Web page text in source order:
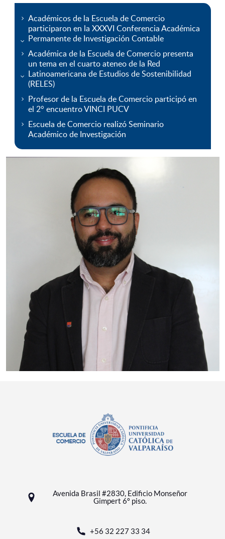
Académicos de la Escuela de Comercio
participaron en la XXXVI Conferencia Académica
Permanente de Investigación Contable
Académica de la Escuela de Comercio presenta
un tema en el cuarto ateneo de la Red
Latinoamericana de Estudios de Sostenibilidad
(RELES)
Profesor de la Escuela de Comercio participó en
el 2° encuentro VINCI PUCV
Escuela de Comercio realizó Seminario
Académico de Investigación
Avenida Brasil #2830, Edificio Monseñor
Gimpert 6º piso.
+56 32 227 33 34